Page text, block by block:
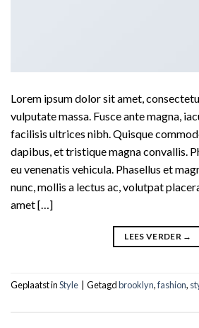
Lorem ipsum dolor sit amet,
vulputate massa. Fusce ante magna,
facilisis ultrices nibh. Quisque
dapibus, et tristique magna convallis.
eu venenatis vehicula. Phasellus et
nunc, mollis a lectus ac, volutpat
amet […]
LEES VERDER →
Geplaatst inStyle Getagdbrooklyn,fashion,